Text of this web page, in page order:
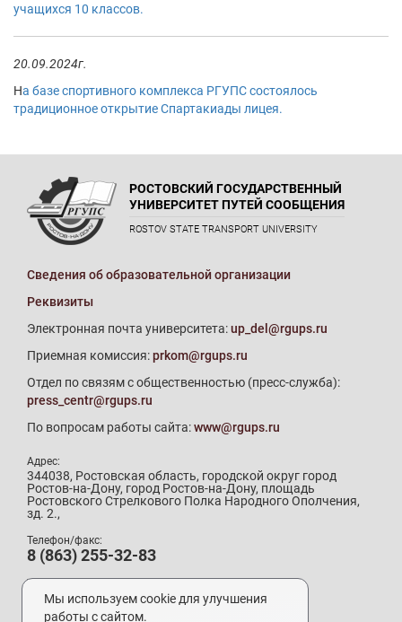
учащихся 10 классов.
20.09.2024г.
На базе спортивного комплекса РГУПС состоялось
традиционное открытие Спартакиады лицея.
РОСТОВСКИЙ ГОСУДАРСТВЕННЫЙ
УНИВЕРСИТЕТ ПУТЕЙ СООБЩЕНИЯ
ROSTOV STATE TRANSPORT UNIVERSITY
Сведения об образовательной организации
Реквизиты
Электронная почта университета:up_del@rgups.ru
Приемная комиссия:prkom@rgups.ru
Отдел по связям с общественностью (пресс-служба):
press_centr@rgups.ru
По вопросам работы сайта:www@rgups.ru
Адрес:
344038, Ростовская область, городской округ город
Ростов-на-Дону, город Ростов-на-Дону, площадь
Ростовского Стрелкового Полка Народного Ополчения,
зд. 2.,
Телефон/факс:
8 (863) 255-32-83
Телефон приемной комиссии:
8 (800) 707-19-29
8 (863) 272-64-88
Мы используем cookie для улучшения
работы с сайтом.